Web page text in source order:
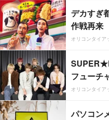
デカすぎ
作戦再来
オリコンタイア
フューチ
オリコンタイア
パソコン